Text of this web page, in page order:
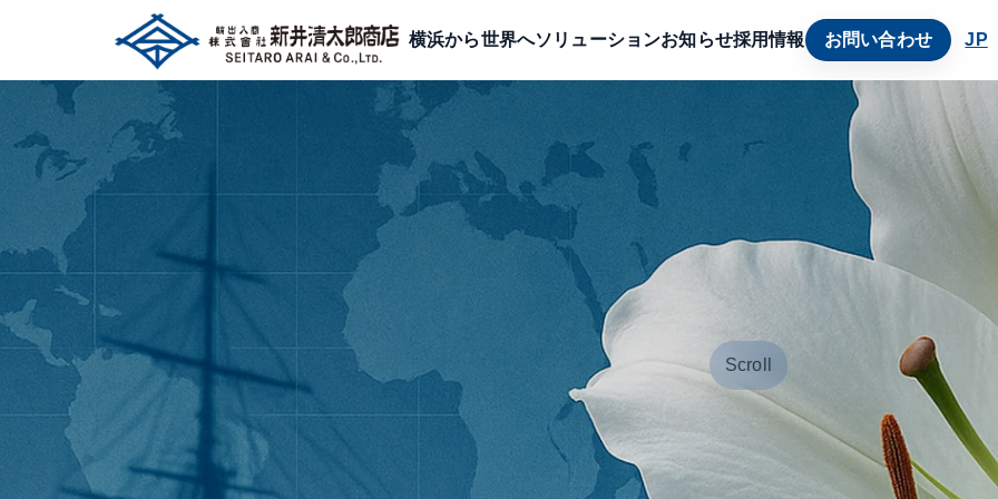
横浜から世界へソリューションお知らせ採用情報 お問い合わせ JP
Scroll